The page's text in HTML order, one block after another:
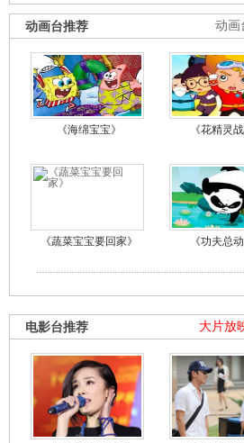
动画
动画台推荐
《海绵宝宝》 《花精灵
《蔬菜宝宝要回家》 《功夫总
大片放
电影台推荐